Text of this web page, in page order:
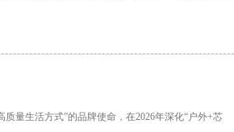
量生活方式”的品牌使命，在2026年深化“户外+芯